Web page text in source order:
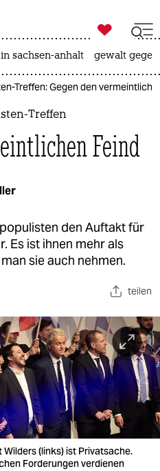
ich

taz zahl ich
sachsen-anhalt gewalt
Treffen: Gegen den
Treffen
Feind
den Auftakt für
Es ist ihnen mehr als
sie auch nehmen.
teilen
Wilders (links) ist Privatsache.
Forderungen verdienen